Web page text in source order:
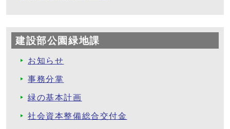
建設部公園緑地課
お知らせ
事務分掌
緑の基本計画
社会資本整備総合交付金